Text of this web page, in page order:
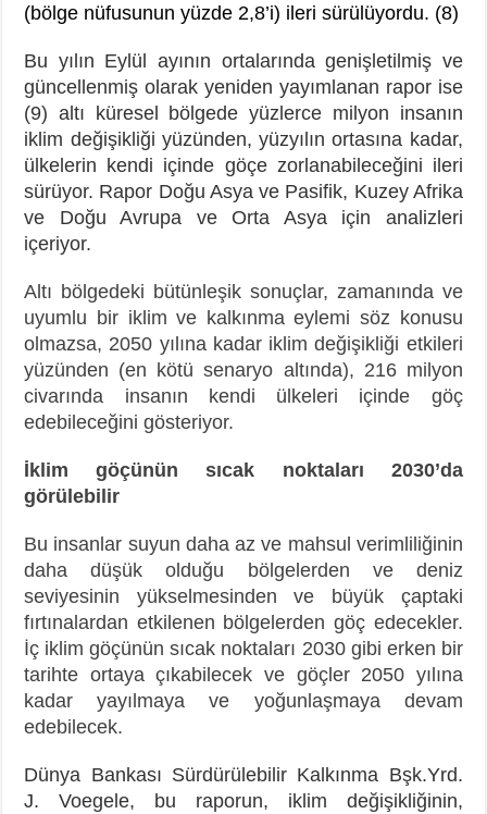
(bölge nüfusunun yüzde 2,8’i) ileri sürülüyordu. (8)
Bu yılın Eylül ayının ortalarında genişletilmiş ve
güncellenmiş olarak yeniden yayımlanan rapor ise
(9) altı küresel bölgede yüzlerce milyon insanın
iklim değişikliği yüzünden, yüzyılın ortasına kadar,
ülkelerin kendi içinde göçe zorlanabileceğini ileri
sürüyor. Rapor Doğu Asya ve Pasifik, Kuzey Afrika
ve Doğu Avrupa ve Orta Asya için analizleri
içeriyor.
Altı bölgedeki bütünleşik sonuçlar, zamanında ve
uyumlu bir iklim ve kalkınma eylemi söz konusu
olmazsa, 2050 yılına kadar iklim değişikliği etkileri
yüzünden (en kötü senaryo altında), 216 milyon
civarında insanın kendi ülkeleri içinde göç
edebileceğini gösteriyor.
İklim göçünün sıcak noktaları 2030’da
görülebilir
Bu insanlar suyun daha az ve mahsul verimliliğinin
daha düşük olduğu bölgelerden ve deniz
seviyesinin yükselmesinden ve büyük çaptaki
fırtınalardan etkilenen bölgelerden göç edecekler.
İç iklim göçünün sıcak noktaları 2030 gibi erken bir
tarihte ortaya çıkabilecek ve göçler 2050 yılına
kadar yayılmaya ve yoğunlaşmaya devam
edebilecek.
Dünya Bankası Sürdürülebilir Kalkınma Bşk.Yrd.
J. Voegele, bu raporun, iklim değişikliğinin,